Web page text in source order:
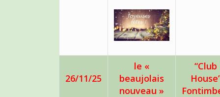
26/11/25
le «
beaujolais
nouveau »
“Club